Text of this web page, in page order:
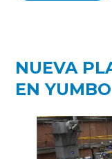
NUEVA
EN YUMBO